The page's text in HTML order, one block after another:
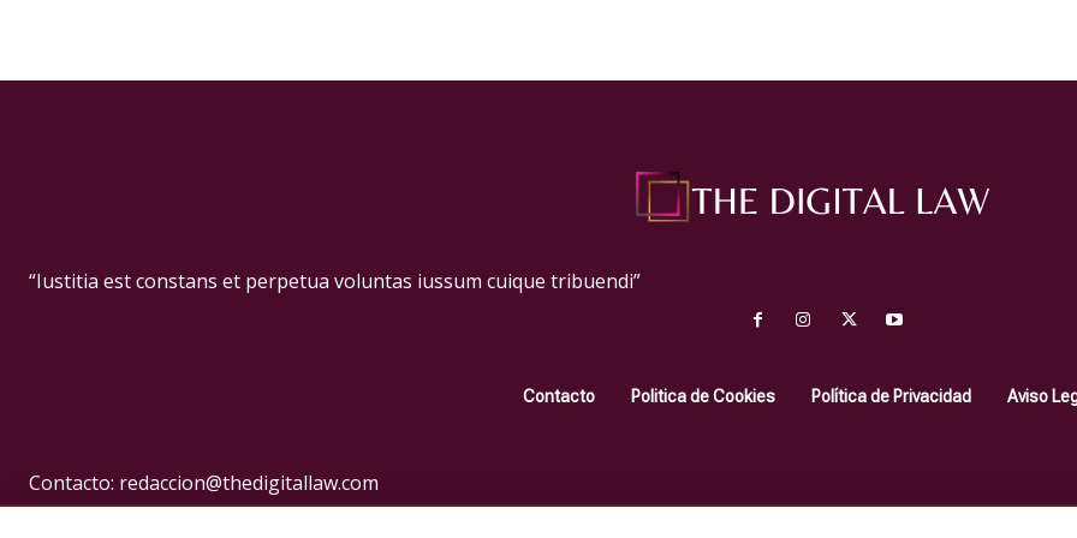
“Iustitia est constans et perpetua voluntas iussum cuique tribuendi”
Contacto Politica de Cookies Política de Privacidad Aviso
Contacto: redaccion@thedigitallaw.com